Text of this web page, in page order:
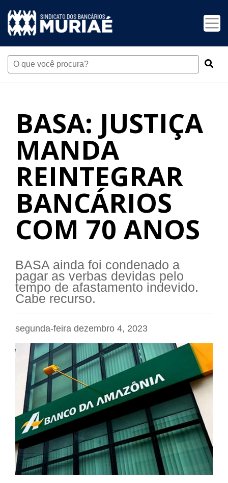
BASA: JUSTIÇA
MANDA
REINTEGRAR
BANCÁRIOS
COM 70 ANOS
BASA ainda foi condenado a
pagar as verbas devidas pelo
tempo de afastamento indevido.
Cabe recurso.
segunda-feira dezembro 4, 2023